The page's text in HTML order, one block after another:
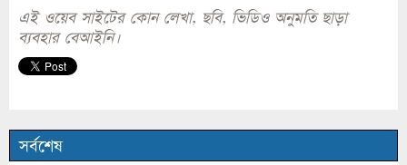
এই ওয়েব সাইটের কোন লেখা, ছবি, ভিডিও অনুমতি ছাড়া
ব্যবহার বেআইনি।
সর্বশেষ